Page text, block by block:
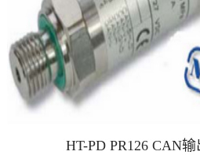
HT-PD PR126 CAN